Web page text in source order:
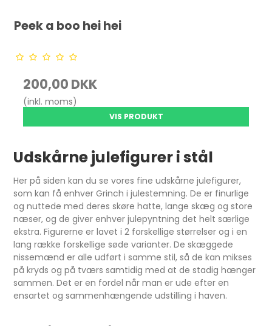
Peek a boo hei hei
200,00 DKK
(inkl. moms)
VIS PRODUKT
Udskårne julefigurer i stål
Her på siden kan du se vores fine udskårne julefigurer,
som kan få enhver Grinch i julestemning. De er finurlige
og nuttede med deres skøre hatte, lange skæg og store
næser, og de giver enhver julepyntning det helt særlige
ekstra. Figurerne er lavet i 2 forskellige størrelser og i en
lang række forskellige søde varianter. De skæggede
nissemænd er alle udført i samme stil, så de kan mikses
på kryds og på tværs samtidig med at de stadig hænger
sammen. Det er en fordel når man er ude efter en
ensartet og sammenhængende udstilling i haven.